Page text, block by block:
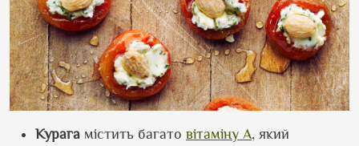
Курага містить багато вітаміну A, який